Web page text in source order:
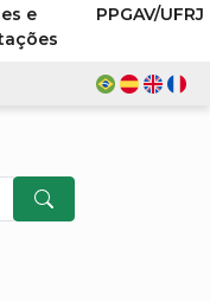
e
PPGAV/UFRJ